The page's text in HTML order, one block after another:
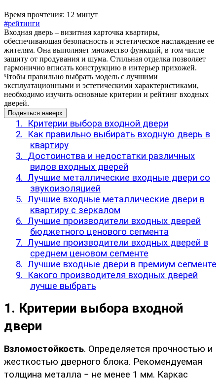
Время прочтения: 12 минут
#рейтинги
Входная дверь – визитная карточка квартиры,
обеспечивающая безопасность и эстетическое наслаждение ее
жителям. Она выполняет множество функций, в том числе
защиту от продувания и шума. Стильная отделка позволяет
гармонично вписать конструкцию в интерьер прихожей.
Чтобы правильно выбрать модель с лучшими
эксплуатационными и эстетическими характеристиками,
необходимо изучить основные критерии и рейтинг входных
дверей.
Подняться наверх
1. Критерии выбора входной двери
2. Как правильно выбирать входную дверь в
квартиру
3. Достоинства и недостатки различных
видов входных дверей
4. Лучшие металлические входные двери со
звукоизоляцией
5. Лучшие входные металлические двери в
квартиру с зеркалом
6. Лучшие производители входных дверей
бюджетного ценового сегмента
7. Лучшие производители входных дверей в
среднем ценовом сегменте
8. Лучшие входные двери в премиум сегменте
9. Какого производителя входных дверей
лучше выбрать
1. Критерии выбора входной
двери
Взломостойкость. Определяется прочностью и
жесткостью дверного блока. Рекомендуемая
толщина металла − не менее 1 мм. Каркас